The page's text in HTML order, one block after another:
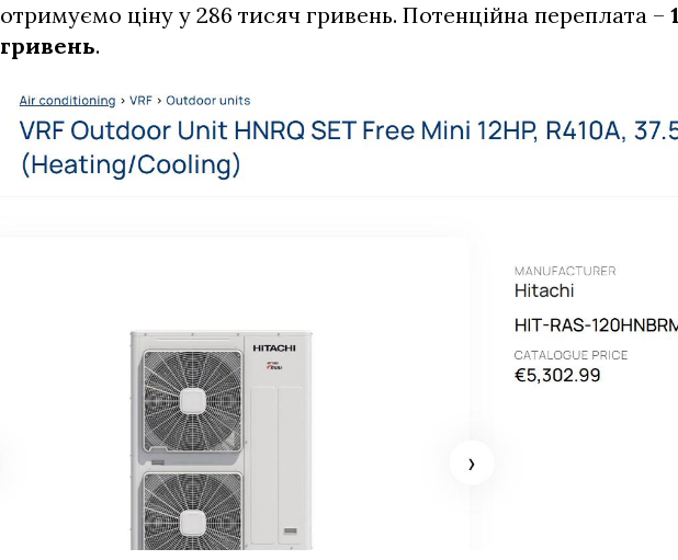
отримуємо ціну у 286 тисяч гривень. Потенційна переплата –
гривень.